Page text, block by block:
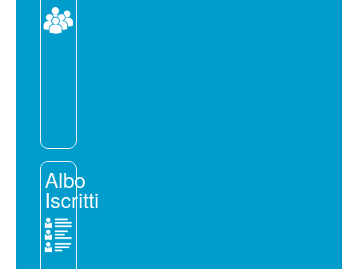
Albo
Iscritti